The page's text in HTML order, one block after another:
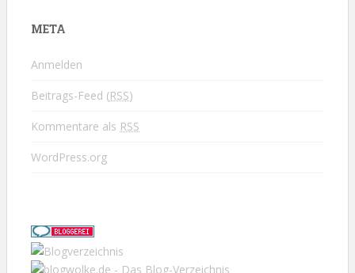
META
Anmelden
Beitrags-Feed (RSS)
Kommentare als RSS
WordPress.org